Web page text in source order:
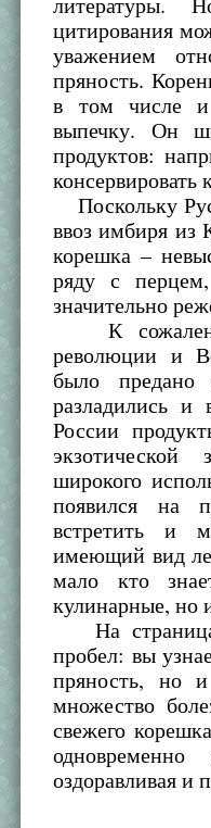
цитирования
уважением
пряность.
в том числе и
выпечку. Он
продуктов:
консервировать
Поскольку
ввоз имбиря из
корешка –
ряду с
значительно
К
революции и
было предано
разладились и
России
широкого
появился на
встретить и
имеющий вид
мало кто
кулинарные, но
На
пробел: вы
пряность, но
множество
свежего
оздоравливая и